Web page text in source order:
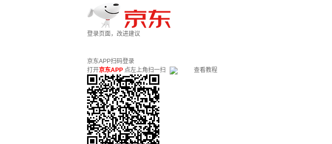
登录页面，改进建议
京东APP扫码登录
打开京东APP 点左上角扫一扫 查看教程